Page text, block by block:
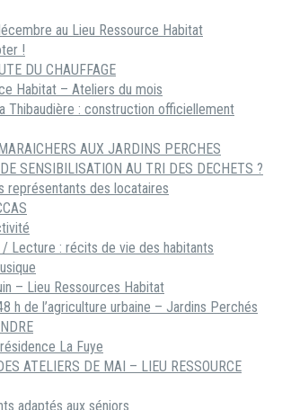
au Lieu Ressource Habitat
!
DU CHAUFFAGE
Habitat – Ateliers du mois
Thibaudière : construction officiellement
AUX JARDINS PERCHES
SENSIBILISATION AU TRI DES DECHETS ?
représentants des locataires
Lecture : récits de vie des habitants
– Lieu Ressources Habitat
h de l’agriculture urbaine – Jardins Perchés
La Fuye
ATELIERS DE MAI – LIEU RESSOURCE
adaptés aux séniors